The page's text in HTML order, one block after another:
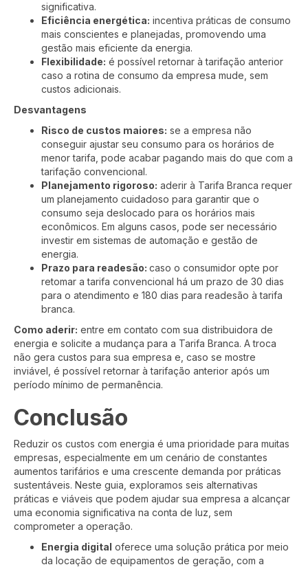
significativa.
Eficiência energética: incentiva práticas de consumo
mais conscientes e planejadas, promovendo uma
gestão mais eficiente da energia.
Flexibilidade: é possível retornar à tarifação anterior
caso a rotina de consumo da empresa mude, sem
custos adicionais.
Desvantagens
Risco de custos maiores: se a empresa não
conseguir ajustar seu consumo para os horários de
menor tarifa, pode acabar pagando mais do que com a
tarifação convencional.
Planejamento rigoroso: aderir à Tarifa Branca requer
um planejamento cuidadoso para garantir que o
consumo seja deslocado para os horários mais
econômicos. Em alguns casos, pode ser necessário
investir em sistemas de automação e gestão de
energia.
Prazo para readesão: caso o consumidor opte por
retomar a tarifa convencional há um prazo de 30 dias
para o atendimento e 180 dias para readesão à tarifa
branca.
Como aderir: entre em contato com sua distribuidora de
energia e solicite a mudança para a Tarifa Branca. A troca
não gera custos para sua empresa e, caso se mostre
inviável, é possível retornar à tarifação anterior após um
período mínimo de permanência.
Conclusão
Reduzir os custos com energia é uma prioridade para muitas
empresas, especialmente em um cenário de constantes
aumentos tarifários e uma crescente demanda por práticas
sustentáveis. Neste guia, exploramos seis alternativas
práticas e viáveis que podem ajudar sua empresa a alcançar
uma economia significativa na conta de luz, sem
comprometer a operação.
Energia digital oferece uma solução prática por meio
da locação de equipamentos de geração, com a